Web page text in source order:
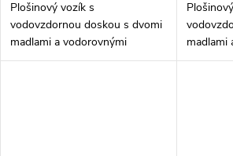
Plošinový vozík s
vodovzdornou doskou s dvomi
madlami a vodorovnými
priečkami. Nosnosť 500 kg.
madlami
Nosnosť